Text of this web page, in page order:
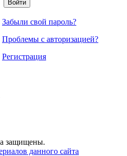
Забыли свой пароль?
Проблемы с авторизацией?
Регистрация
защищены.
данного сайта